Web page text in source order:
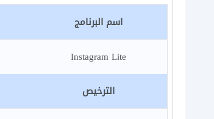
اسم البرنامج
Instagram Lite
الترخيص